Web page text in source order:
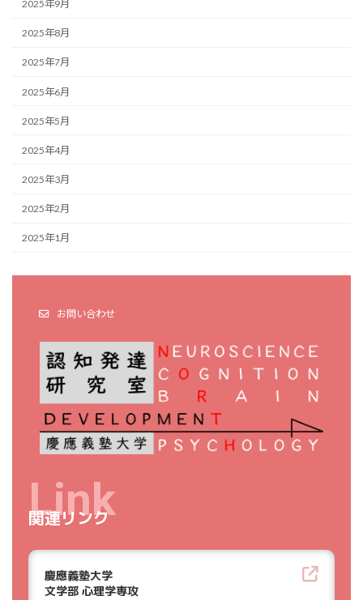
2025年9月
2025年8月
2025年7月
2025年6月
2025年5月
2025年4月
2025年3月
2025年2月
2025年1月
お問い合わせ
Link
関連リンク
慶應義塾大学
文学部 心理学専攻